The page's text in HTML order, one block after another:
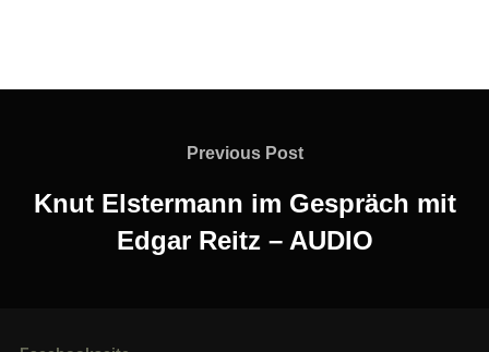
Previous
Previous Post
Knut Elstermann im Gespräch mit
Edgar Reitz – AUDIO